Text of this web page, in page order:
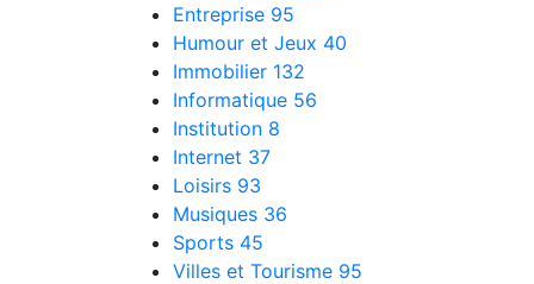
Entreprise 95
Humour et Jeux 40
Immobilier 132
Informatique 56
Institution 8
Internet 37
Loisirs 93
Musiques 36
Sports 45
Villes et Tourisme 95